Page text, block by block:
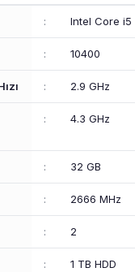
: Intel Core i5
: 10400
: 2.9 GHz
: 4.3 GHz
: 32 GB
: 2666 MHz
: 2
: 1 TB HDD